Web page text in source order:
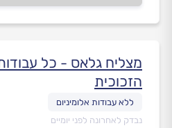
מצליח גלאס - כל
הזכוכית
נבדק לאחרונה לפני יומיים